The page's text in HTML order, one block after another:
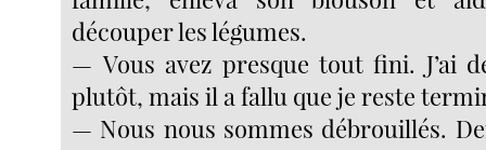
découper les légumes.
— Vous avez presque tout fini. J’ai
plutôt, mais il a fallu que je reste
— Nous nous sommes débrouillés.